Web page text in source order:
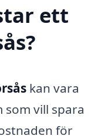
ett
kan vara
vill spara
för